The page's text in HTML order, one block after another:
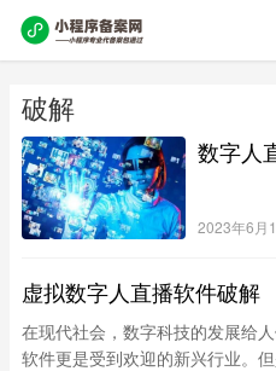
破解
数字人
2023年6月
虚拟数字人直播软件破解
在现代社会，数字科技的发展给
软件更是受到欢迎的新兴行业。